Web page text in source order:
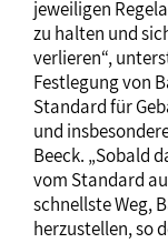
jeweiligen
zu halten und
verlieren“,
Festlegung von
Standard für
und
Beeck. „Sobald
vom Standard
schnellste Weg,
herzustellen, so